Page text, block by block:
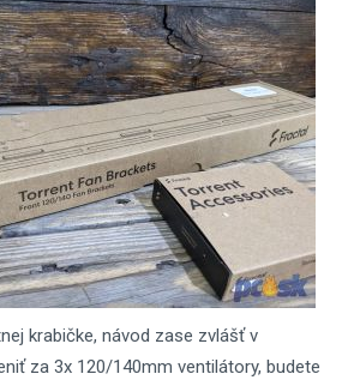
krabičke, návod zase zvlášť v
za 3x 120/140mm ventilátory, budete